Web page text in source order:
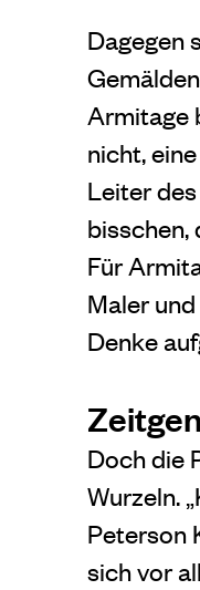
Dagegen
Armitage
nicht,
Leiter
bisschen,
Für
Maler
Denke
Doch die
Wurzeln.
Peterson
sich vor